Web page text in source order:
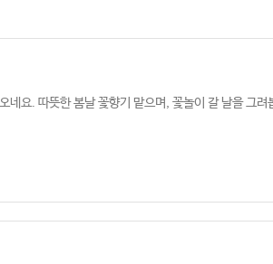
네요. 따뜻한 봄날 꽃향기 맡으며, 꽃놀이 갈 날을 그